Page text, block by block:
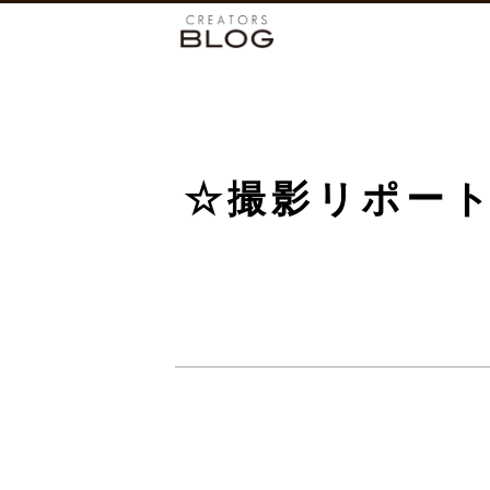
☆撮影リポー